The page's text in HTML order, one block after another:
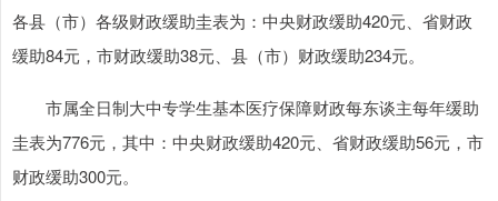
各县（市）各级财政缓助圭表为：中央财政缓助420元、省财政
缓助84元，市财政缓助38元、县（市）财政缓助234元。
市属全日制大中专学生基本医疗保障财政每东谈主每年缓助
圭表为776元，其中：中央财政缓助420元、省财政缓助56元，市
财政缓助300元。